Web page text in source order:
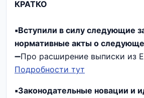
КРАТКО
▪️Вступили в силу следующие
нормативные акты о
➖Про расширение выписки из
Подробности тут
▪️Законодательные новации и